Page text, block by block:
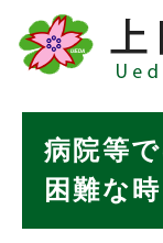
病院等
困難な